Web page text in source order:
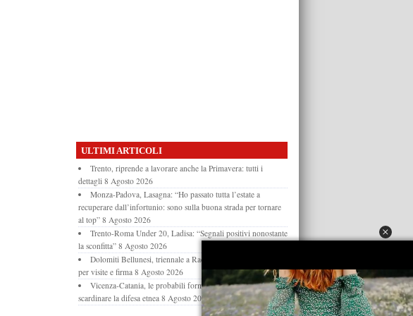
ULTIMI ARTICOLI
Trento, riprende a lavorare anche la Primavera: tutti i
dettagli 8 Agosto 2026
Monza-Padova, Lasagna: “Ho passato tutta l’estate a
recuperare dall’infortunio: sono sulla buona strada per tornare
al top” 8 Agosto 2026
Trento-Roma Under 20, Ladisa: “Segnali positivi nonostante
la sconfitta” 8 Agosto 2026
Dolomiti Bellunesi, triennale a Racine Ba: il giocatore atteso
per visite e firma 8 Agosto 2026
Vicenza-Catania, le probabili formazioni: Moncini per
scardinare la difesa etnea 8 Agosto 2026